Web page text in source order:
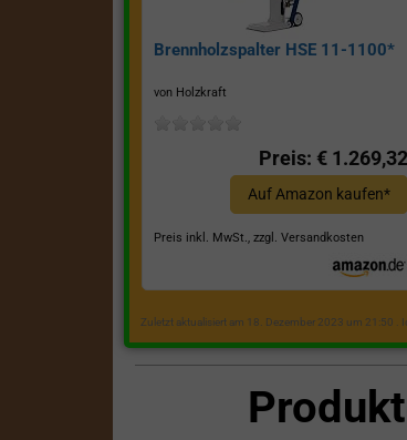
Brennholzspalter HSE 11-1100*
von Holzkraft
Preis: € 1.269,32
Auf Amazon kaufen*
Preis inkl. MwSt., zzgl. Versandkosten
Zuletzt aktualisiert am 18. Dezember 2023 um 21:50 .